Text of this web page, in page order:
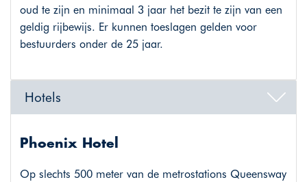
oud te zijn en minimaal 3 jaar het bezit te zijn van een
geldig rijbewijs. Er kunnen toeslagen gelden voor
bestuurders onder de 25 jaar.
Hotels
Phoenix Hotel
Op slechts 500 meter van de metrostations Queensway